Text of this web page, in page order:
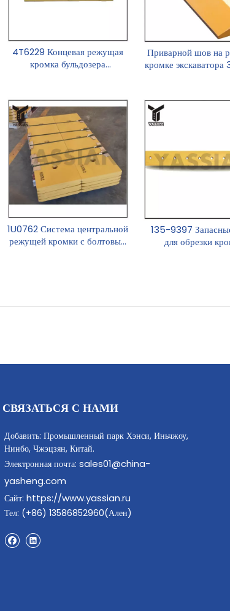
4T6229 Концевая режущая
кромка бульдозера
Приварной шов на
кромке
1U0762 Система центральной
режущей кромки с болтовым
135-9397
для обрезки
СВЯЗАТЬСЯ С НАМИ
Добавить: Промышленный парк Хэнси, Иньчжоу,
Нинбо, Чжэцзян, Китай.
Электронная почта: sales01@china-
yasheng.com
Сайт: https://www.yassian.ru
Тел: (+86) 13586852960(Ален)